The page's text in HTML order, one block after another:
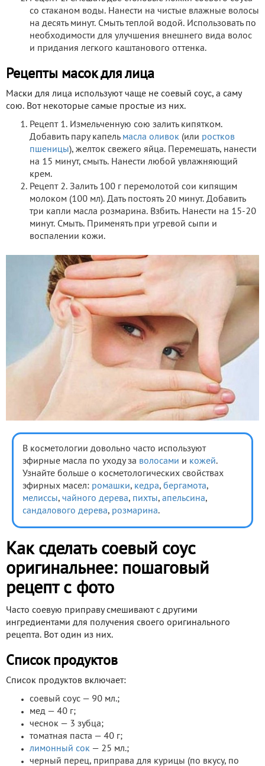
со стаканом воды. Нанести на чистые влажные волосы
на десять минут. Смыть теплой водой. Использовать по
необходимости для улучшения внешнего вида волос
и придания легкого каштанового оттенка.
Рецепты масок для лица
Маски для лица используют чаще не соевый соус, а саму
сою. Вот некоторые самые простые из них.
Рецепт 1. Измельченную сою залить кипятком.
Добавить пару капель масла оливок (или ростков
пшеницы), желток свежего яйца. Перемешать, нанести
на 15 минут, смыть. Нанести любой увлажняющий
крем.
Рецепт 2. Залить 100 г перемолотой сои кипящим
молоком (100 мл). Дать постоять 20 минут. Добавить
три капли масла розмарина. Взбить. Нанести на 15-20
минут. Смыть. Применять при угревой сыпи и
воспалении кожи.
В косметологии довольно часто используют
эфирные масла по уходу за волосами и кожей.
Узнайте больше о косметологических свойствах
эфирных масел: ромашки, кедра, бергамота,
мелиссы, чайного дерева, пихты, апельсина,
сандалового дерева, розмарина.
Как сделать соевый соус
оригинальнее: пошаговый
рецепт с фото
Часто соевую приправу смешивают с другими
ингредиентами для получения своего оригинального
рецепта. Вот один из них.
Список продуктов
Список продуктов включает:
соевый соус — 90 мл.;
мед — 40 г;
чеснок — 3 зубца;
томатная паста — 40 г;
лимонный сок — 25 мл.;
черный перец, приправа для курицы (по вкусу, по